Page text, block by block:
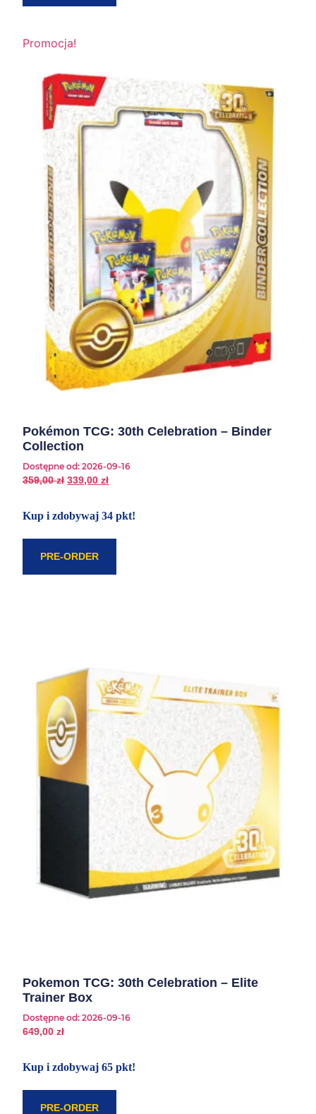
Promocja!
Pokémon TCG: 30th Celebration – Binder
Collection
Dostępne od:2026-09-16
359,00zł 339,00zł
Kup i zdobywaj 34 pkt!
PRE-ORDER
Pokemon TCG: 30th Celebration – Elite
Trainer Box
Dostępne od:2026-09-16
649,00zł
Kup i zdobywaj 65 pkt!
PRE-ORDER